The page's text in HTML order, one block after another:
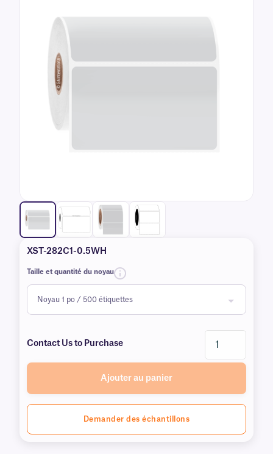
XST-282C1-0.5WH
Taille et quantité du noyau
Contact Us to Purchase
Ajouter au panier
Demander des échantillons